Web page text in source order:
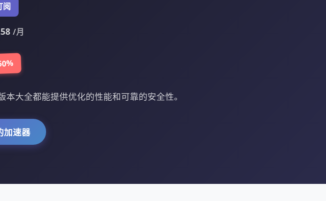
阅
/月
大全都能提供优化的性能和可靠的安全性。
加速器